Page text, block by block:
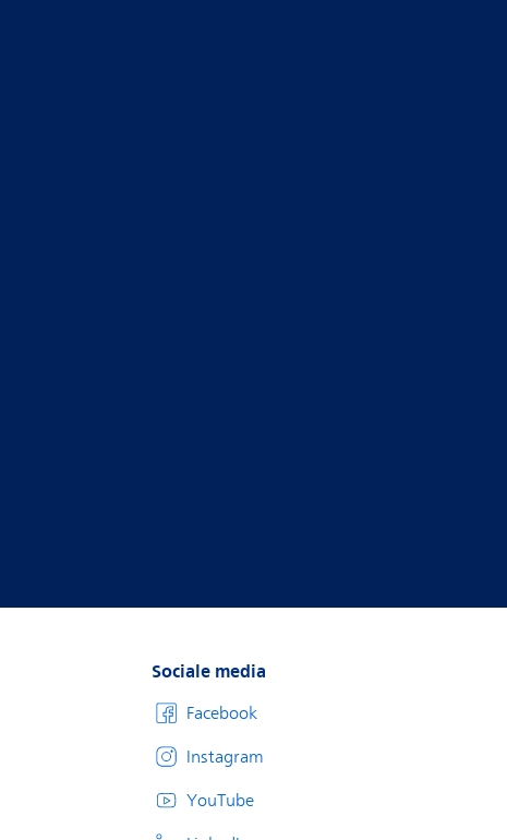
Sociale media
Facebook
Instagram
YouTube